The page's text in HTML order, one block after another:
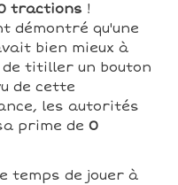
tractions !
démontré qu'une
bien mieux à
titiller un bouton
de cette
les autorités
prime de 0
temps de jouer à